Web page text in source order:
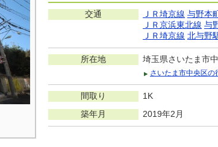
交通 ＪＲ埼京線 与野本
ＪＲ京浜東北線 与
ＪＲ埼京線 北与野
所在地 埼玉県さいたま市
さいたま市中央区の
間取り 1K
築年月 2019年2月